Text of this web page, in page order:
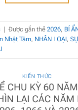
Được gắn thẻ 2026, BÍ
Nhật Tâm, NHÂN LOẠI,
KIẾN THỨC
CHU KỲ 60
LẠI CÁC NĂM